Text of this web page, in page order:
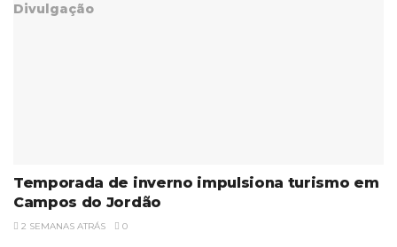
Temporada de inverno impulsiona turismo em
Campos do Jordão
2 SEMANAS ATRÁS 0